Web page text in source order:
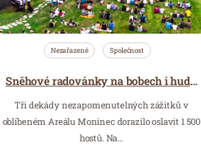
Nezařazené Společnost
Sněhové radovánky na bobech i hudební hvězdy, taková byla oslava 30 let Areálu Monínce
Tři dekády nezapomenutelných zážitků v
oblíbeném Areálu Monínec dorazilo oslavit 1 500
hostů. Na…